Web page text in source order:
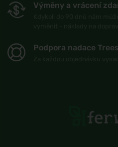
Výměny a vrácení
Podpora nadace